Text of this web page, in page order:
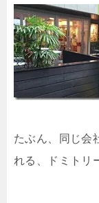
たぶん、同じ会
れる、ドミトリ